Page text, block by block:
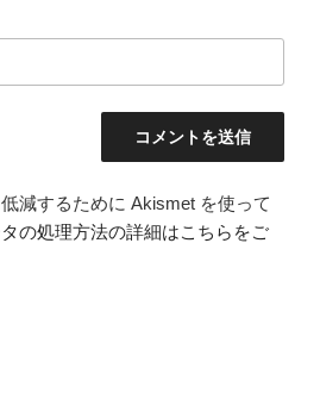
減するために Akismet を使って
の処理方法の詳細はこちらをご